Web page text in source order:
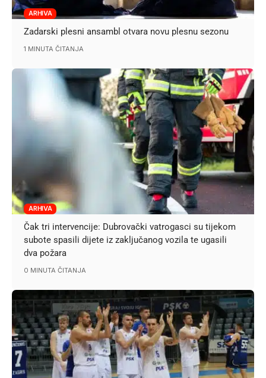
ARHIVA
Zadarski plesni ansambl otvara novu plesnu sezonu
1 MINUTA ČITANJA
ARHIVA
Čak tri intervencije: Dubrovački vatrogasci su tijekom
subote spasili dijete iz zaključanog vozila te ugasili
dva požara
0 MINUTA ČITANJA